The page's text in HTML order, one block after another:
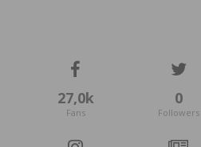
27,0k
Fans
0
Followers